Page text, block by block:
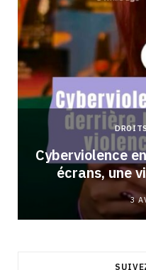
Cyberviolence
écrans, une
3